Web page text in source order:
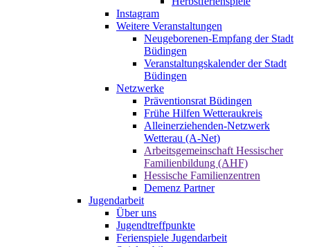
Instagram
Weitere Veranstaltungen
Neugeborenen-Empfang der Stadt
Büdingen
Veranstaltungskalender der Stadt
Büdingen
Netzwerke
Präventionsrat Büdingen
Frühe Hilfen Wetteraukreis
Alleinerziehenden-Netzwerk
Wetterau (A-Net)
Arbeitsgemeinschaft Hessischer
Familienbildung (AHF)
Hessische Familienzentren
Demenz Partner
Jugendarbeit
Über uns
Jugendtreffpunkte
Ferienspiele Jugendarbeit